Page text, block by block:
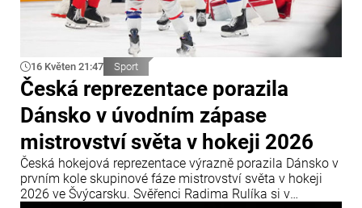
16 Květen 21:47 Sport
Česká reprezentace porazila
Dánsko v úvodním zápase
mistrovství světa v hokeji 2026
Česká hokejová reprezentace výrazně porazila Dánsko v
prvním kole skupinové fáze mistrovství světa v hokeji
2026 ve Švýcarsku. Svěřenci Radima Rulíka si v